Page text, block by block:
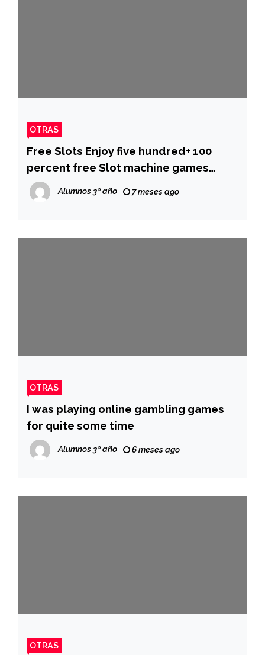
OTRAS
Free Slots Enjoy five hundred+ 100
percent free Slot machine games
Right here
Alumnos 3º año 7 meses ago
OTRAS
I was playing online gambling games
for quite some time
Alumnos 3º año 6 meses ago
OTRAS